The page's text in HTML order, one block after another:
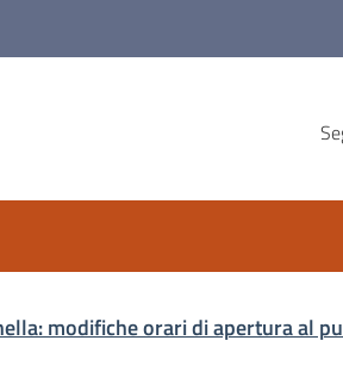
modifiche orari di apertura al